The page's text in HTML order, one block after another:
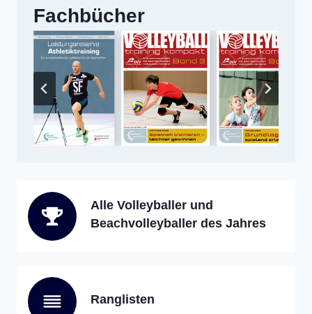
Fachbücher
Alle Volleyballer und
Beachvolleyballer des Jahres
Ranglisten